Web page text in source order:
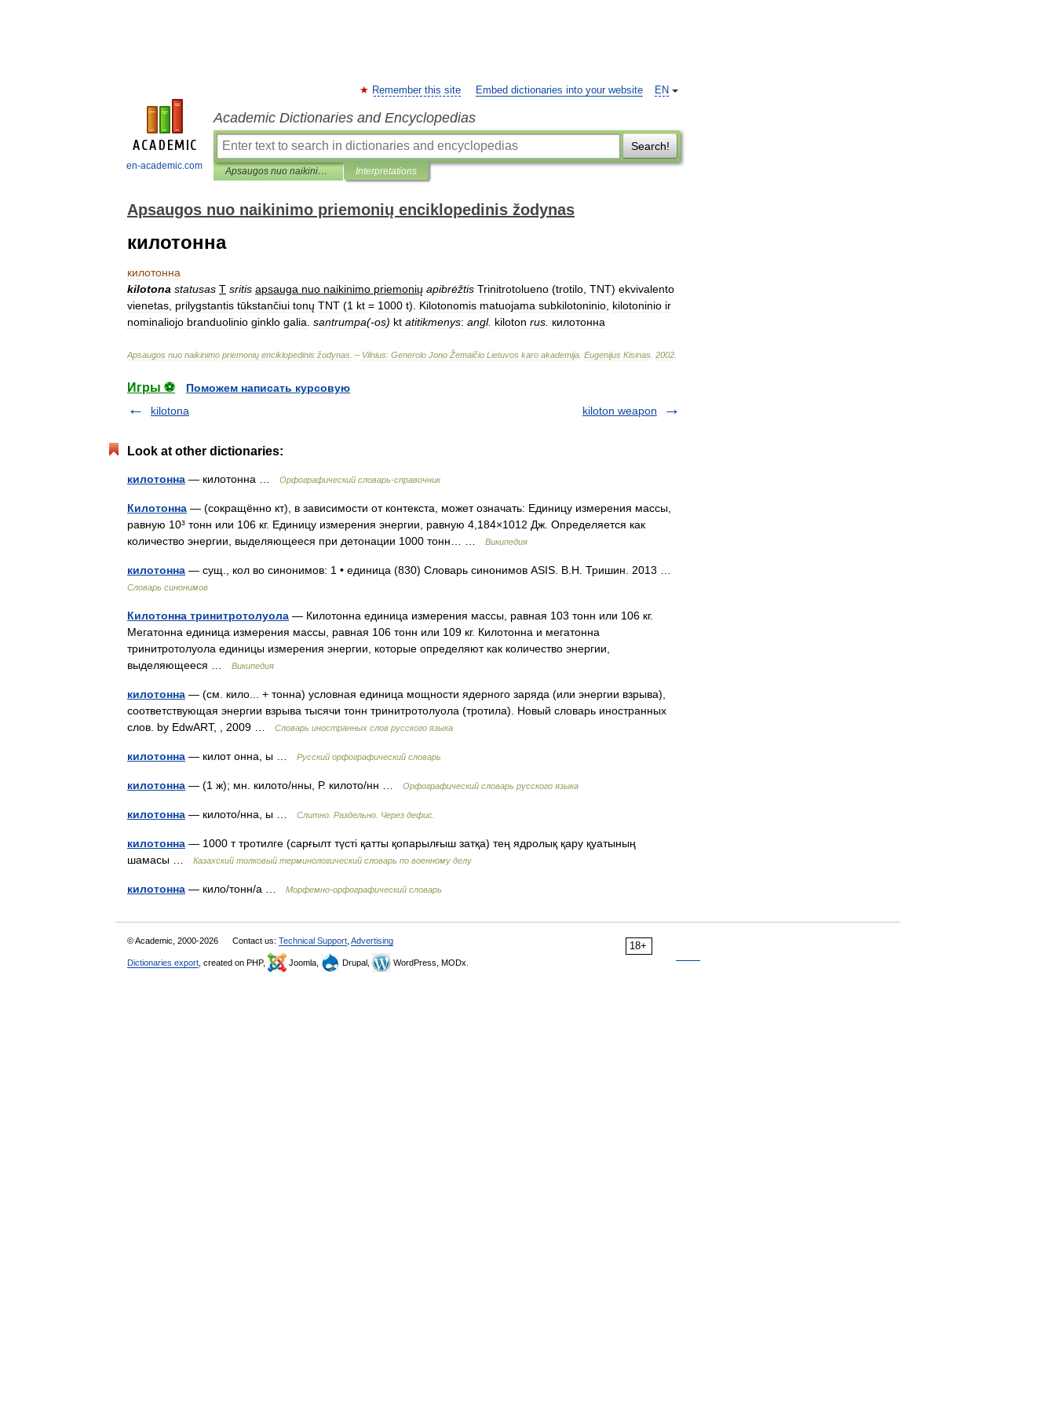
en-academic.com
EN
Remember this site Embed dictionaries into your website
Academic Dictionaries and Encyclopedias
Search!
Apsaugos nuo naikinimo priemonių enciklopedinis žodynas Interpretations
Apsaugos nuo naikinimo priemonių enciklopedinis žodynas
килотонна
килотонна
kilotona statusas T sritis apsauga nuo naikinimo priemonių apibrėžtis Trinitrotolueno (trotilo TNT) ekvivalento
vienetas prilygstantis tūkstančiui tonų TNT (1 kt = 1000 t). Kilotonomis matuojama subkilotoninio kilotoninio ir
nominaliojo branduolinio ginklo galia santrumpa(-os) kt atitikmenys: angl. kiloton rus килотонна
Apsaugos nuo naikinimo priemonių enciklopedinis žodynas . – Vilnius: Generolo Jono Žemaičio Lietuvos karo akademija Eugenijus Kisinas 2002
Игры ⚽
Поможем написать курсовую
kilotona
kiloton weapon
Look at other dictionaries:
килотонна — килотонна … Орфографический словарь-справочник
Килотонна — (сокращённо кт), в зависимости от контекста, может означать: Единицу измерения массы,
равную 10³ тонн или 106 кг. Единицу измерения энергии, равную 4,184×1012 Дж. Определяется как
количество энергии, выделяющееся при детонации 1000 тонн… …
Википедия
килотонна — сущ., кол во синонимов: 1 • единица (830) Словарь синонимов ASIS. В.Н. Тришин. 2013 …
Словарь синонимов
Килотонна тринитротолуола — Килотонна единица измерения массы, равная 103 тонн или 106 кг.
Мегатонна единица измерения массы, равная 106 тонн или 109 кг. Килотонна и мегатонна
тринитротолуола единицы измерения энергии, которые определяют как количество энергии,
выделяющееся …
Википедия
килотонна — (см. кило... + тонна) условная единица мощности ядерного заряда (или энергии взрыва),
соответствующая энергии взрыва тысячи тонн тринитротолуола (тротила). Новый словарь иностранных
слов. by EdwART, , 2009 …
Словарь иностранных слов русского языка
килотонна — килот онна, ы … Русский орфографический словарь
килотонна — (1 ж); мн. килото/нны, Р. килото/нн … Орфографический словарь русского языка
килотонна — килото/нна, ы … Слитно. Раздельно. Через дефис.
килотонна — 1000 т тротилге (сарғылт түсті қатты қопарылғыш затқа) тең ядролық қару қуатының
шамасы …
Казахский толковый терминологический словарь по военному делу
килотонна — кило/тонн/а … Морфемно-орфографический словарь
18+
© Academic, 2000-2026 Contact us: Technical Support Advertising
Dictionaries export , created on PHP, Joomla, Drupal, WordPress, MODx.